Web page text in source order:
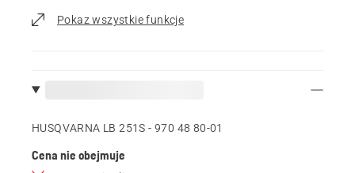
Pokaz wszystkie funkcje
HUSQVARNA LB 251S - 970 48 80‑01
Cena nie obejmuje